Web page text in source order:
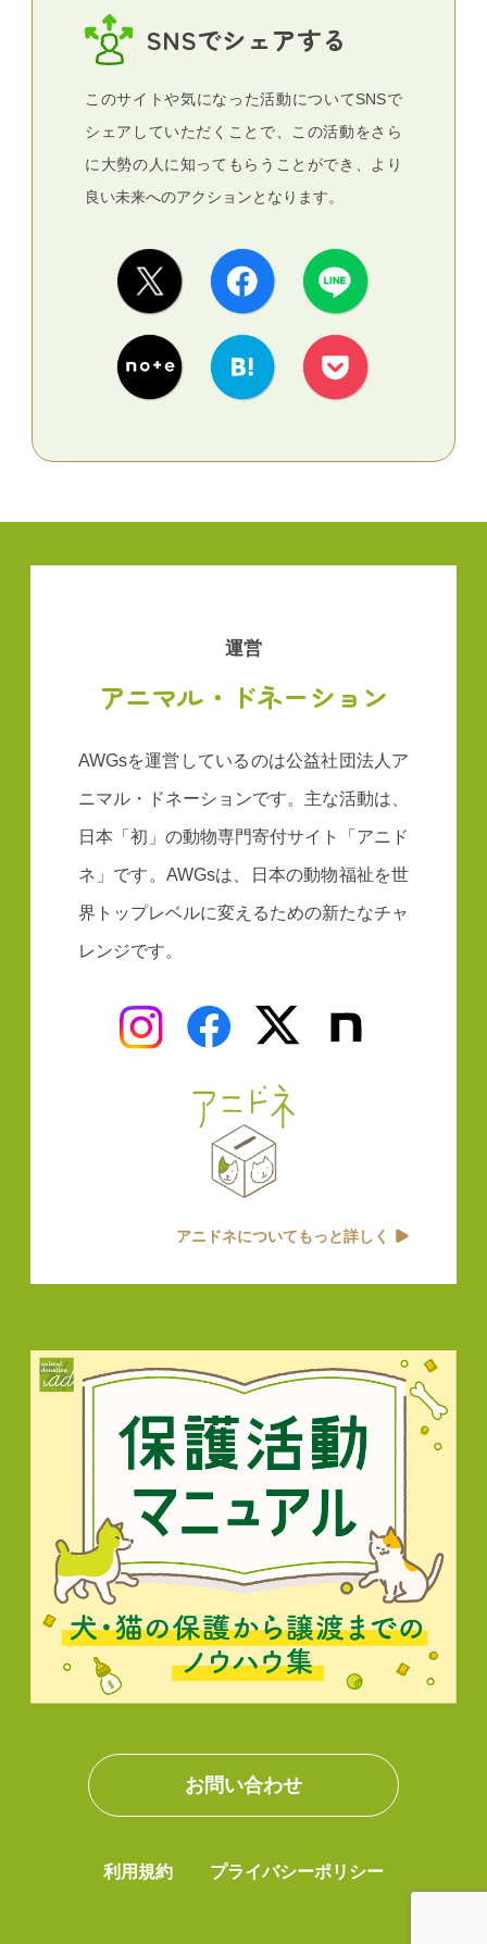
SNSでシェアする
このサイトや気になった活動についてSNSで
シェアしていただくことで、この活動をさら
に大勢の人に知ってもらうことができ、より
良い未来へのアクションとなります。
運営
アニマル・ドネーション
AWGsを運営しているのは公益社団法人ア
ニマル・ドネーションです。主な活動は、
日本「初」の動物専門寄付サイト「アニド
ネ」です。AWGsは、日本の動物福祉を世
界トップレベルに変えるための新たなチャ
レンジです。
アニドネについてもっと詳しく
お問い合わせ
利用規約 プライバシーポリシー